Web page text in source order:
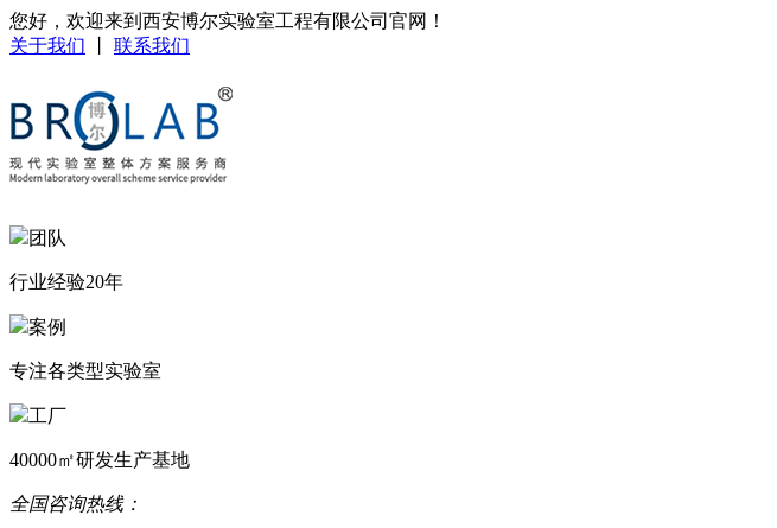
您好，欢迎来到西安博尔实验室工程有限公司官网！
关于我们
联系我们
团队
行业经验20年
案例
专注各类型实验室
工厂
40000㎡研发生产基地
全国咨询热线：